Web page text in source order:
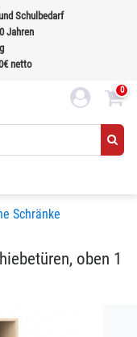
Schulbedarf
Jahren
netto
0
Schränke
oben 1